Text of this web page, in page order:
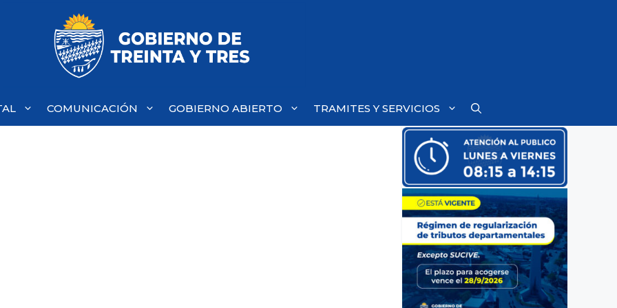
COMUNICACIÓN GOBIERNO ABIERTO TRAMITES Y SERVICIOS